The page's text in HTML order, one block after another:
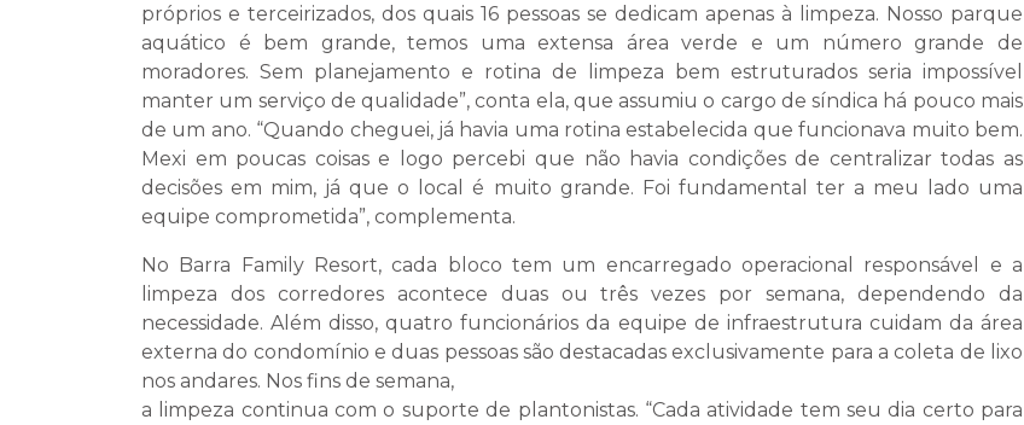
próprios e terceirizados, dos quais 16 pessoas se dedicam apenas à limpeza. Nosso parque
aquático é bem grande, temos uma extensa área verde e um número grande de
moradores. Sem planejamento e rotina de limpeza bem estruturados seria impossível
manter um serviço de qualidade”, conta ela, que assumiu o cargo de síndica há pouco mais
de um ano. “Quando cheguei, já havia uma rotina estabelecida que funcionava muito bem.
Mexi em poucas coisas e logo percebi que não havia condições de centralizar todas as
decisões em mim, já que o local é muito grande. Foi fundamental ter a meu lado uma
equipe comprometida”, complementa.
No Barra Family Resort, cada bloco tem um encarregado operacional responsável e a
limpeza dos corredores acontece duas ou três vezes por semana, dependendo da
necessidade. Além disso, quatro funcionários da equipe de infraestrutura cuidam da área
externa do condomínio e duas pessoas são destacadas exclusivamente para a coleta de lixo
nos andares. Nos fins de semana,
a limpeza continua com o suporte de plantonistas. “Cada atividade tem seu dia certo para